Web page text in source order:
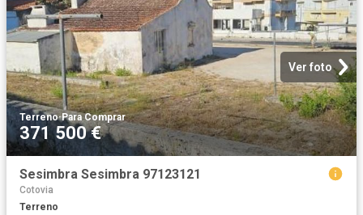
Ver foto
Terreno·Para Comprar
371 500 €
Sesimbra Sesimbra 97123121
Cotovia
Terreno